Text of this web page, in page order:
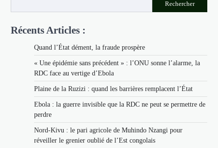
Rechercher
Récents Articles :
Quand l’État dément, la fraude prospère
« Une épidémie sans précédent » : l’ONU sonne l’alarme, la
RDC face au vertige d’Ebola
Plaine de la Ruzizi : quand les barrières remplacent l’État
Ebola : la guerre invisible que la RDC ne peut se permettre de
perdre
Nord-Kivu : le pari agricole de Muhindo Nzangi pour
réveiller le grenier oublié de l’Est congolais